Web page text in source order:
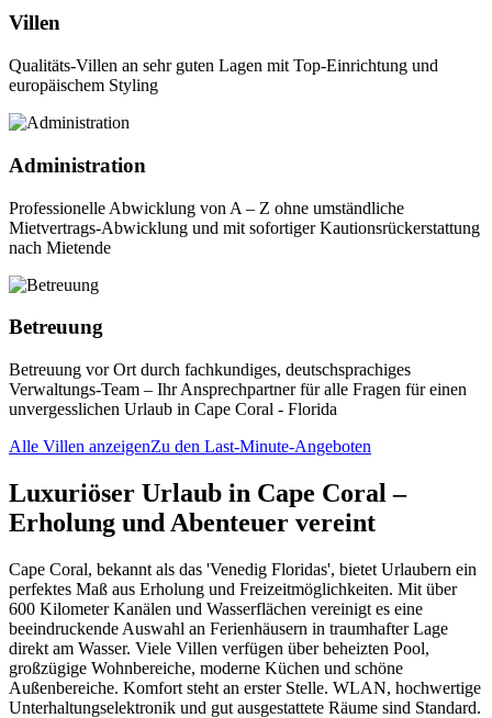
Villen
Qualitäts-Villen an sehr guten Lagen mit Top-Einrichtung und
europäischem Styling
Administration
Professionelle Abwicklung von A – Z ohne umständliche
Mietvertrags-Abwicklung und mit sofortiger Kautionsrückerstattung
nach Mietende
Betreuung
Betreuung vor Ort durch fachkundiges, deutschsprachiges
Verwaltungs-Team – Ihr Ansprechpartner für alle Fragen für einen
unvergesslichen Urlaub in Cape Coral - Florida
Alle Villen anzeigenZu den Last-Minute-Angeboten
Luxuriöser Urlaub in Cape Coral –
Erholung und Abenteuer vereint
Cape Coral, bekannt als das 'Venedig Floridas', bietet Urlaubern ein
perfektes Maß aus Erholung und Freizeitmöglichkeiten. Mit über
600 Kilometer Kanälen und Wasserflächen vereinigt es eine
beeindruckende Auswahl an Ferienhäusern in traumhafter Lage
direkt am Wasser. Viele Villen verfügen über beheizten Pool,
großzügige Wohnbereiche, moderne Küchen und schöne
Außenbereiche. Komfort steht an erster Stelle. WLAN, hochwertige
Unterhaltungselektronik und gut ausgestattete Räume sind Standard.